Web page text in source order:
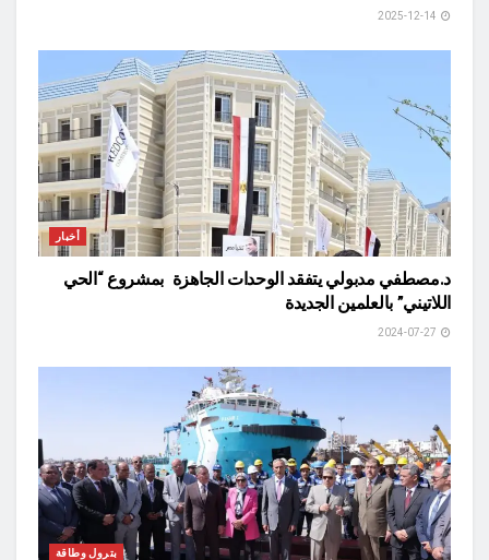
أخبار
د.مصطفي مدبولي يتفقد الوحدات الجاهزة بمشروع “الحي
اللاتيني” بالعلمين الجديدة
بترول وطاقة